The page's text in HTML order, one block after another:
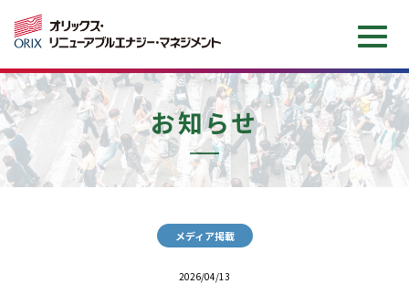
企業情報
サービス情報
お知らせ
メディア掲載
2026/04/13